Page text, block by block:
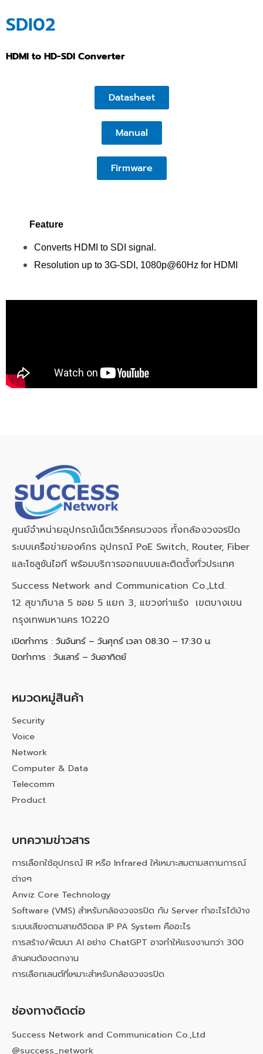
SDI02
HDMI to HD-SDI Converter
Datasheet
Manual
Firmware
Feature
Converts HDMI to SDI signal.
Resolution up to 3G-SDI, 1080p@60Hz for HDMI
ศูนย์จำหน่ายอุปกรณ์เน็ตเวิร์คครบวงจร ทั้งกล้องวงจรปิด
ระบบเครือข่ายองค์กร อุปกรณ์ PoE Switch, Router, Fiber
และโซลูชันไอที พร้อมบริการออกแบบและติดตั้งทั่วประเทศ
Success Network and Communication Co.,Ltd.
12 สุขาภิบาล 5 ซอย 5 แยก 3, แขวงท่าแร้ง เขตบางเขน
กรุงเทพมหานคร 10220
เปิดทำการ : วันจันทร์ – วันศุกร์ เวลา 08:30 – 17:30 น.
ปิดทำการ : วันเสาร์ – วันอาทิตย์
หมวดหมู่สินค้า
Security
Voice
Network
Computer & Data
Telecomm
Product
บทความข่าวสาร
การเลือกใช้อุปกรณ์ IR หรือ Infrared ให้เหมาะสมตามสถานการณ์
ต่างๆ
Anviz Core Technology
Software (VMS) สำหรับกล้องวงจรปิด กับ Server ทำอะไรได้บ้าง
ระบบเสียงตามสายดิจิตอล IP PA System คืออะไร
การสร้าง/พัฒนา AI อย่าง ChatGPT อาจทำให้แรงงานกว่า 300
ล้านคนต้องตกงาน
การเลือกเลนต์ที่เหมาะสำหรับกล้องวงจรปิด
ช่องทางติดต่อ
Success Network and Communication Co.,Ltd
@success_network